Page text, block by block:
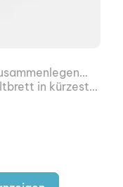
in kürzester